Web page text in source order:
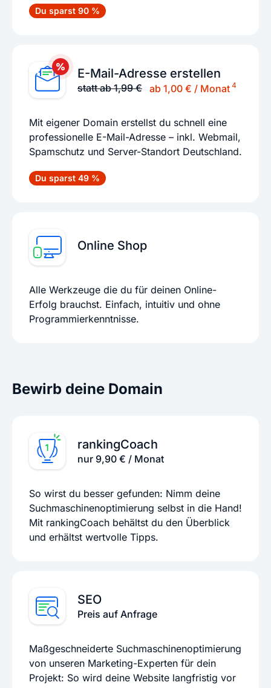
Du sparst 90 %
E-Mail-Adresse erstellen
statt ab 1,99 € ab 1,00 € / Monat4
Mit eigener Domain erstellst du schnell eine
professionelle E-Mail-Adresse – inkl. Webmail,
Spamschutz und Server-Standort Deutschland.
Du sparst 49 %
Online Shop
Alle Werkzeuge die du für deinen Online-
Erfolg brauchst. Einfach, intuitiv und ohne
Programmierkenntnisse.
Bewirb deine Domain
rankingCoach
nur 9,90 € / Monat
So wirst du besser gefunden: Nimm deine
Suchmaschinenoptimierung selbst in die Hand!
Mit rankingCoach behältst du den Überblick
und erhältst wertvolle Tipps.
SEO
Preis auf Anfrage
Maßgeschneiderte Suchmaschinenoptimierung
von unseren Marketing-Experten für dein
Projekt: So wird deine Website langfristig vor